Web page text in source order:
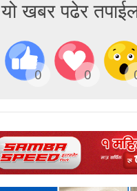
यो खबर पढेर
0 0